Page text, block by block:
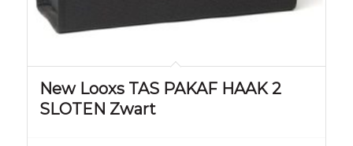
New Looxs TAS PAKAF HAAK 2
SLOTEN Zwart